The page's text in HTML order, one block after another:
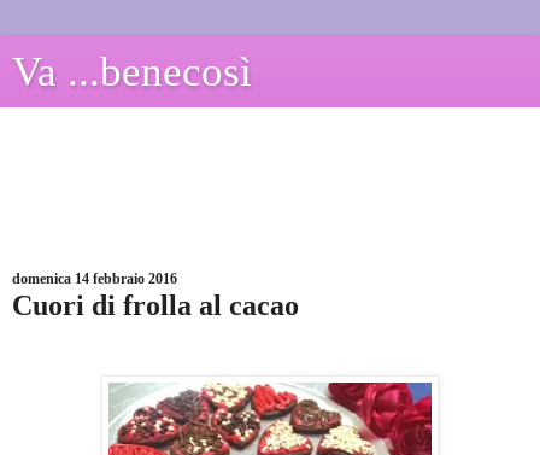
Va ...benecosì
domenica 14 febbraio 2016
Cuori di frolla al cacao